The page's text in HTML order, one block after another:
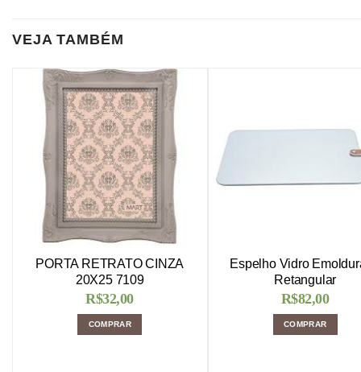
VEJA TAMBÉM
PORTA RETRATO CINZA
20X25 7109
R$32,00
COMPRAR
Espelho Vidro
Retangular
R$82,00
COMPRAR